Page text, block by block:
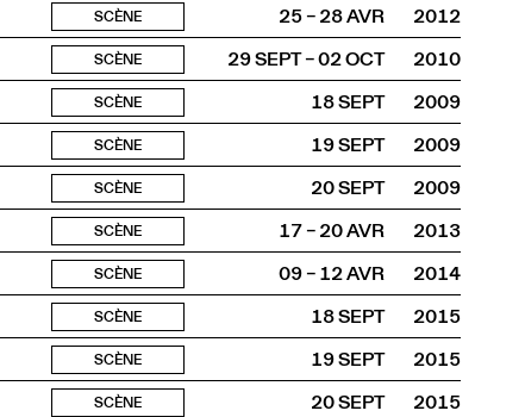
SCÈNE 25 – 28 AVR
2012
SCÈNE 29 SEPT – 02 OCT
2010
SCÈNE 18 SEPT
2009
SCÈNE 19 SEPT
2009
SCÈNE 20 SEPT
2009
SCÈNE 17 – 20 AVR
2013
SCÈNE 09 – 12 AVR
2014
SCÈNE 18 SEPT
2015
SCÈNE 19 SEPT
2015
SCÈNE 20 SEPT
2015